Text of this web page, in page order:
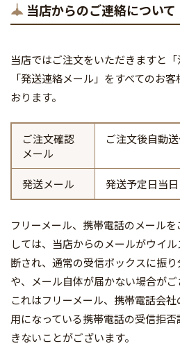
当店からのご連絡について
当店ではご注文をいただきますと「
「発送連絡メール」をすべてのお
おります。
ご注文確認
メール
ご注文後自動
発送メール 発送予定日当日
フリーメール、携帯電話のメール
しては、当店からのメールがウイ
断され、通常の受信ボックスに振
や、メール自体が届かない場合がご
これはフリーメール、携帯電話会
用になっている携帯電話の受信拒
きないことがございます。